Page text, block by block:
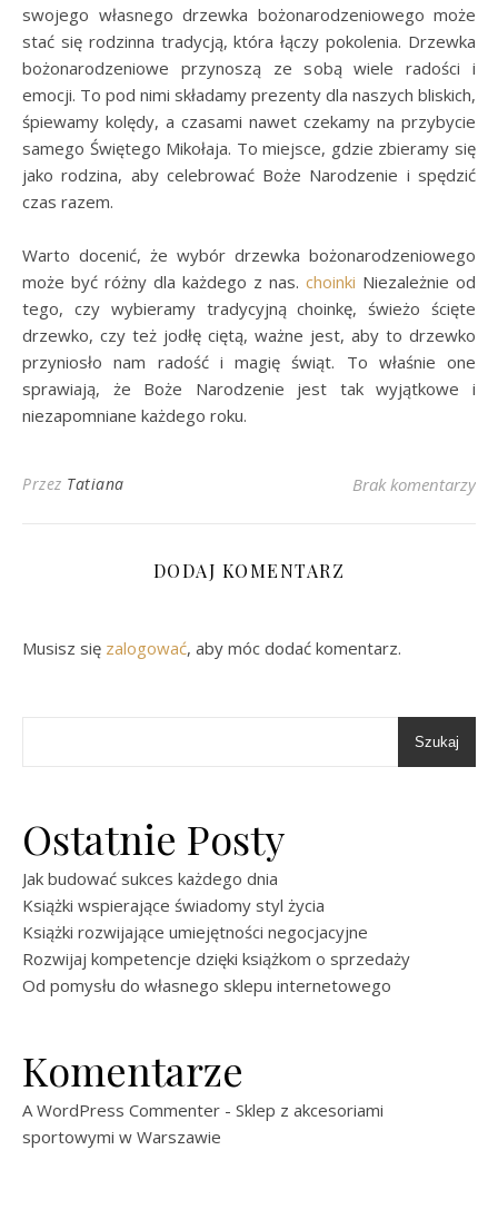
swojego własnego drzewka bożonarodzeniowego może
stać się rodzinna tradycją, która łączy pokolenia. Drzewka
bożonarodzeniowe przynoszą ze sobą wiele radości i
emocji. To pod nimi składamy prezenty dla naszych bliskich,
śpiewamy kolędy, a czasami nawet czekamy na przybycie
samego Świętego Mikołaja. To miejsce, gdzie zbieramy się
jako rodzina, aby celebrować Boże Narodzenie i spędzić
czas razem.
Warto docenić, że wybór drzewka bożonarodzeniowego
może być różny dla każdego z nas. choinki Niezależnie od
tego, czy wybieramy tradycyjną choinkę, świeżo ścięte
drzewko, czy też jodłę ciętą, ważne jest, aby to drzewko
przyniosło nam radość i magię świąt. To właśnie one
sprawiają, że Boże Narodzenie jest tak wyjątkowe i
niezapomniane każdego roku.
Przez Tatiana Brak komentarzy
DODAJ KOMENTARZ
Musisz się zalogować, aby móc dodać komentarz.
Szukaj
Ostatnie Posty
Jak budować sukces każdego dnia
Książki wspierające świadomy styl życia
Książki rozwijające umiejętności negocjacyjne
Rozwijaj kompetencje dzięki książkom o sprzedaży
Od pomysłu do własnego sklepu internetowego
Komentarze
A WordPress Commenter - Sklep z akcesoriami
sportowymi w Warszawie